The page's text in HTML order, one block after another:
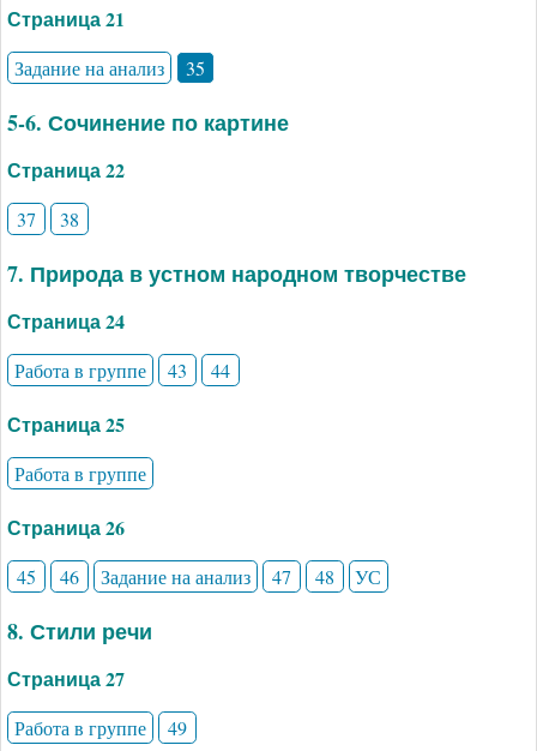
Страница 21
Задание на анализ 35
5-6. Сочинение по картине
Страница 22
37 38
7. Природа в устном народном творчестве
Страница 24
Работа в группе 43 44
Страница 25
Работа в группе
Страница 26
45 46 Задание на анализ 47 48 УС
8. Стили речи
Страница 27
Работа в группе 49